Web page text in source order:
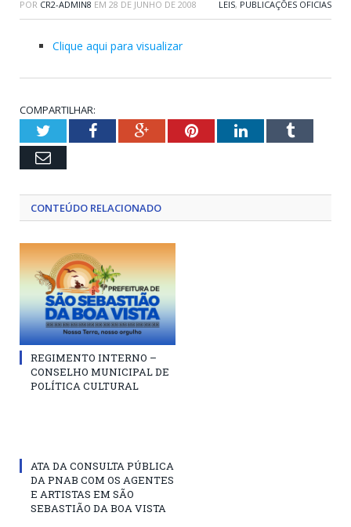
POR CR2-ADMIN8 EM 28 DE JUNHO DE 2008 LEIS, PUBLICAÇÕES OFICIAS
Clique aqui para visualizar
COMPARTILHAR:
TwitterFacebookGoogle+PinterestLinkedInTumblr
Email
CONTEÚDO RELACIONADO
REGIMENTO INTERNO –
CONSELHO MUNICIPAL DE
POLÍTICA CULTURAL
ATA DA CONSULTA PÚBLICA
DA PNAB COM OS AGENTES
E ARTISTAS EM SÃO
SEBASTIÃO DA BOA VISTA